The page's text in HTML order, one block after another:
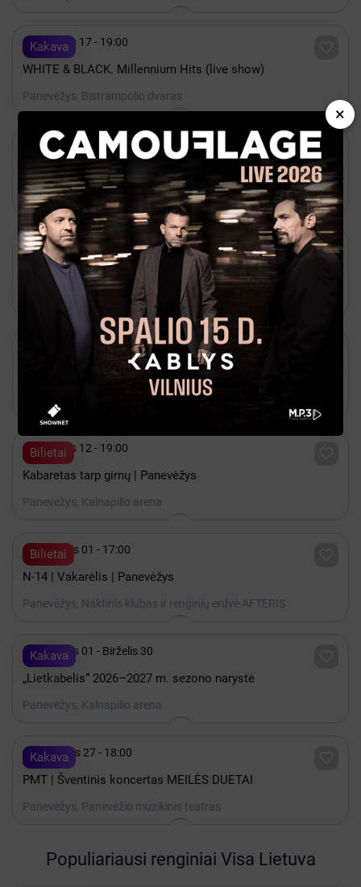
Kakava
 Gruodis 17 - 19:00
WHITE & BLACK. Millennium Hits (live show)
Panevėžys, Bistrampolio dvaras
Kakava 
Rugsėjis 02 - 18:00
PMT | Sezono atidarymo koncertas OPEROS GALA
Panevėžys, Panevėžio muzikinis teatras
Kakava 
Rugsėjis 16 - 18:00
JMDT | SALA, KURIOS NĖRA rež. Aleksandr Špilevoj
Panevėžys, Juozo Miltinio dramos teatras
Gruodis 05 - 18:00
PMT | Šventinis koncertas SVAJONĖ APIE BUENOS AIRES
Bilietai
 Gruodis 12 - 19:00
Kabaretas tarp girnų | Panevėžys
Panevėžys, Kalnapilio arena
Bilietai
 Rugsėjis 01 - 17:00
N-14 | Vakarėlis | Panevėžys
Panevėžys, Naktinis klubas ir renginių erdvė AFTERIS
Kakava
 Rugsėjis 01 - Birželis 30
„Lietkabelis“ 2026–2027 m. sezono narystė
Panevėžys, Kalnapilio arena
Kakava
 Lapkritis 27 - 18:00
PMT | Šventinis koncertas MEILĖS DUETAI
Panevėžys, Panevėžio muzikinis teatras
Populiariausi renginiai Visa Lietuva
×